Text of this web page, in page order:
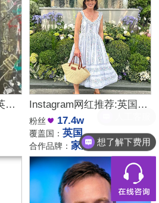
Instagram网红推荐：英国户外露营博主适合户外品牌推广 Instagram网红推荐:英国家居类红人，适合生活用品厨具带货
粉丝 17.4w
覆盖国：英国
合作品牌：家居 想了解下费用